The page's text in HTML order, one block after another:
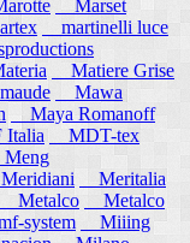
Marset
martinelli luce
Matiere Grise
Mawa
Maya Romanoff
MDT-tex
Meritalia
Metalco
Metalco
system
Miiing